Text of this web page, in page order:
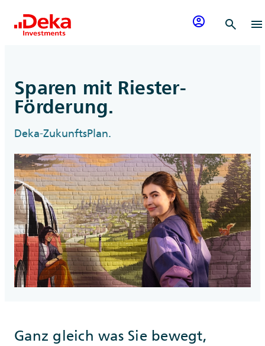
account_circle search menu
Sparen mit Riester-
Förderung.
Deka-ZukunftsPlan.
Ganz gleich was Sie bewegt,